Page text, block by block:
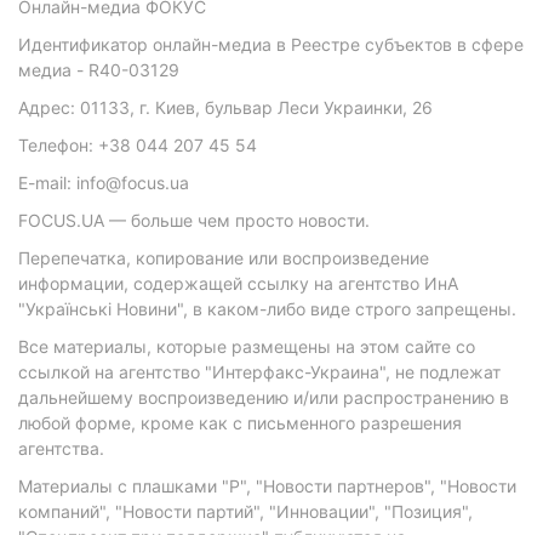
Онлайн-медиа ФОКУС
Идентификатор онлайн-медиа в Реестре субъектов в сфере
медиа - R40-03129
Адрес: 01133, г. Киев, бульвар Леси Украинки, 26
Телефон: +38 044 207 45 54
E-mail: info@focus.ua
FOCUS.UA — больше чем просто новости.
Перепечатка, копирование или воспроизведение
информации, содержащей ссылку на агентство ИнА
"Українські Новини", в каком-либо виде строго запрещены.
Все материалы, которые размещены на этом сайте со
ссылкой на агентство "Интерфакс-Украина", не подлежат
дальнейшему воспроизведению и/или распространению в
любой форме, кроме как с письменного разрешения
агентства.
Материалы с плашками "Р", "Новости партнеров", "Новости
компаний", "Новости партий", "Инновации", "Позиция",